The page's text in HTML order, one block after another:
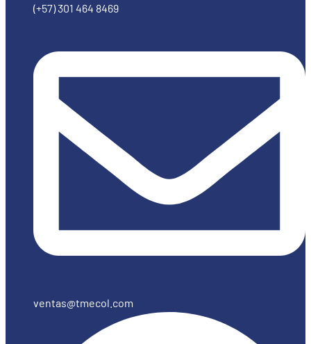
(+57) 301 464 8469
ventas@tmecol.com